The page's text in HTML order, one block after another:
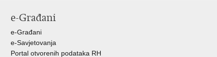
FacebookuTwitteru
e-Građani
e-Građani
e-Savjetovanja
Portal otvorenih podataka RH